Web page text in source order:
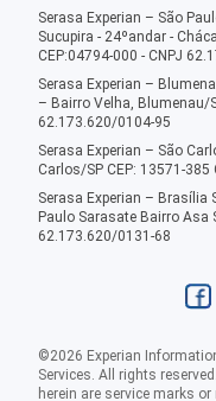
Serasa Experian – São
Sucupira - 24ºandar -
CEP:04794-000 - CNPJ
Serasa Experian –
– Bairro Velha, Blumenau/
62.173.620/0104-95
Serasa Experian – São
Carlos/SP CEP: 13571-
Serasa Experian – Brasília
Paulo Sarasate Bairro Asa
62.173.620/0131-68
©2026 Experian
Services. All rights
herein are service marks